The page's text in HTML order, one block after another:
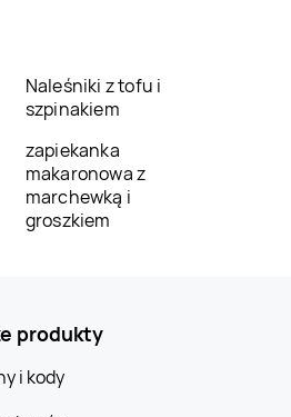
Naleśniki z tofu i
szpinakiem
zapiekanka
makaronowa z
marchewką i
groszkiem
produkty
i kody